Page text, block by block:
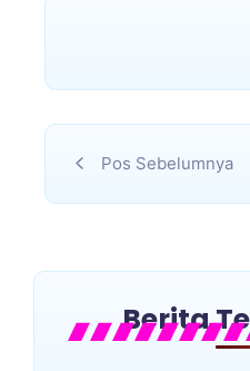
Pos Sebelumnya
Berita